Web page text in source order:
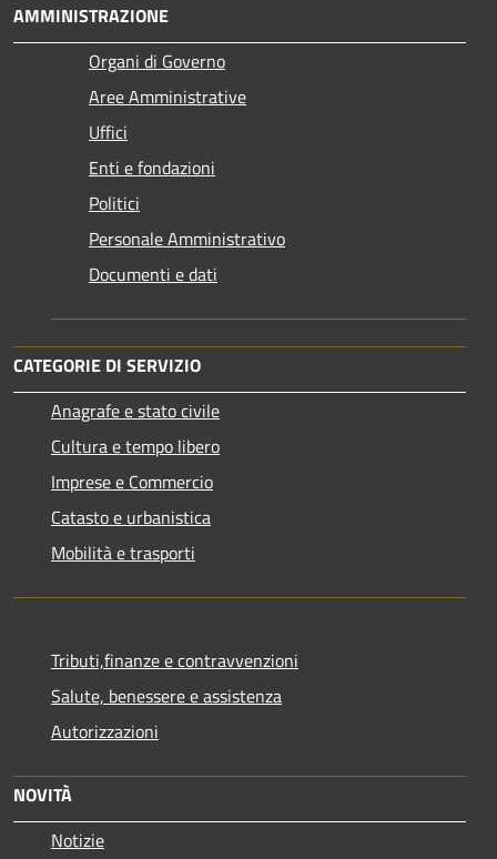
AMMINISTRAZIONE
Organi di Governo
Aree Amministrative
Uffici
Enti e fondazioni
Politici
Personale Amministrativo
Documenti e dati
CATEGORIE DI SERVIZIO
Anagrafe e stato civile
Cultura e tempo libero
Imprese e Commercio
Catasto e urbanistica
Mobilità e trasporti
Tributi,finanze e contravvenzioni
Salute, benessere e assistenza
Autorizzazioni
NOVITÀ
Notizie